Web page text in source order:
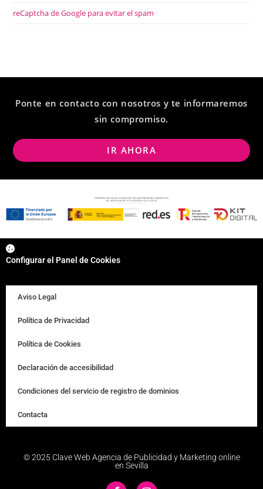
reCaptcha de Google para evitar el spam
Ponte en contacto con nosotros y te informaremos
sin compromiso.
IR AHORA
Configurar el Panel de Cookies
Aviso Legal
Política de Privacidad
Política de Cookies
Declaración de accesibilidad
Condiciones del servicio de registro de dominios
Contacta
© 2025 Clave Web Agencia de Publicidad y Marketing online
en Sevilla